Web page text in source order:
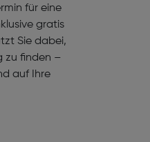
für eine
gratis
Sie dabei,
zu finden –
auf Ihre